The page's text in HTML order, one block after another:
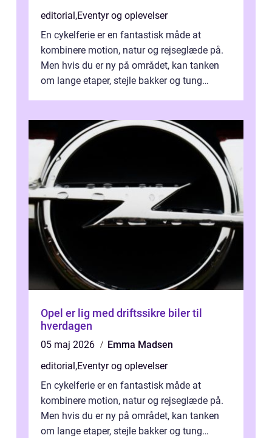
editorial,Eventyr og oplevelser
En cykelferie er en fantastisk måde at
kombinere motion, natur og rejseglæde på.
Men hvis du er ny på området, kan tanken
om lange etaper, stejle bakker og tung
Opel er lig med driftssikre biler til
hverdagen
05 maj 2026
Emma Madsen
editorial,Eventyr og oplevelser
En cykelferie er en fantastisk måde at
kombinere motion, natur og rejseglæde på.
Men hvis du er ny på området, kan tanken
om lange etaper, stejle bakker og tung